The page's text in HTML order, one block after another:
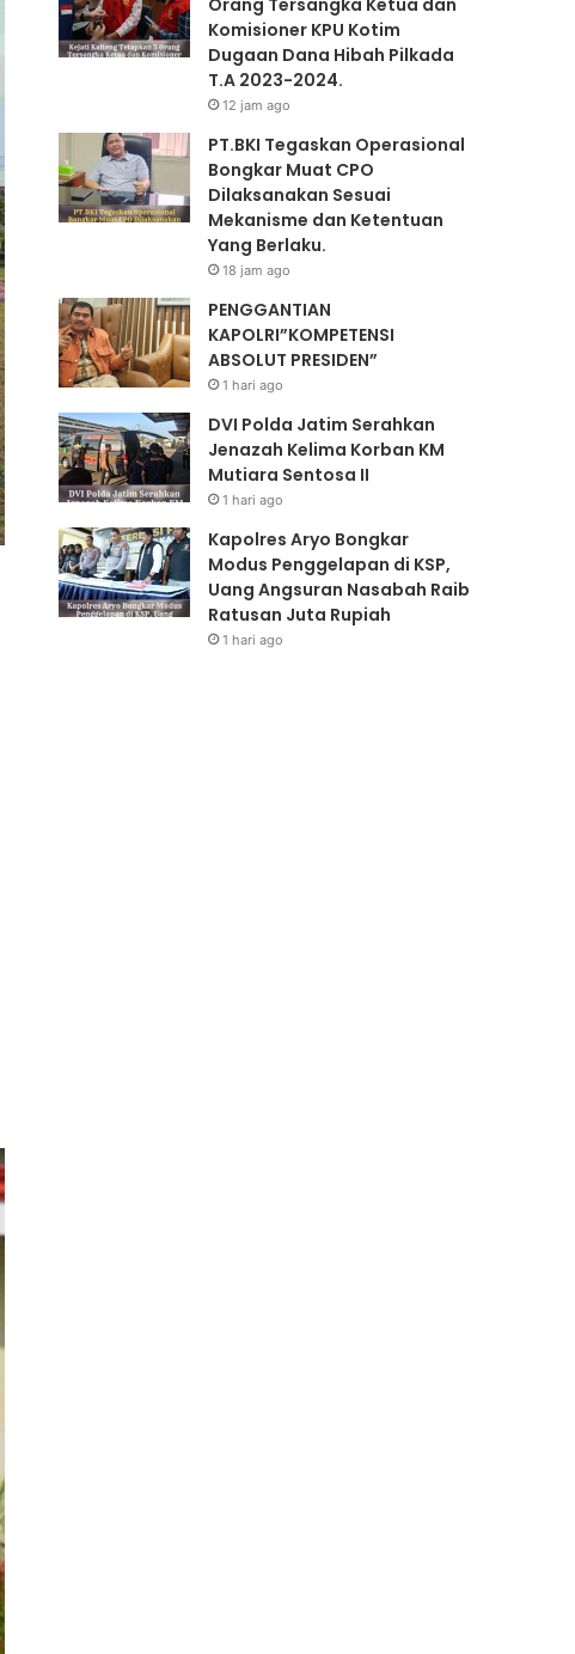
Orang Tersangka Ketua dan
Komisioner KPU Kotim
Dugaan Dana Hibah Pilkada
T.A 2023-2024.
12 jam ago
PT.BKI Tegaskan Operasional
Bongkar Muat CPO
Dilaksanakan Sesuai
Mekanisme dan Ketentuan
Yang Berlaku.
18 jam ago
PENGGANTIAN
KAPOLRI”KOMPETENSI
ABSOLUT PRESIDEN”
1 hari ago
DVI Polda Jatim Serahkan
Jenazah Kelima Korban KM
Mutiara Sentosa II
1 hari ago
Kapolres Aryo Bongkar
Modus Penggelapan di KSP,
Uang Angsuran Nasabah Raib
Ratusan Juta Rupiah
1 hari ago